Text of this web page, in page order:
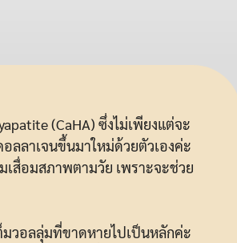
(CaHA) ซึ่งไม่เพียงแต่จะ
ลลาเจนขึ้นมาใหม่ด้วยตัวเองค่ะ
สื่อมสภาพตามวัย เพราะจะช่วย
มวอลลุ่มที่ขาดหายไปเป็นหลักค่ะ